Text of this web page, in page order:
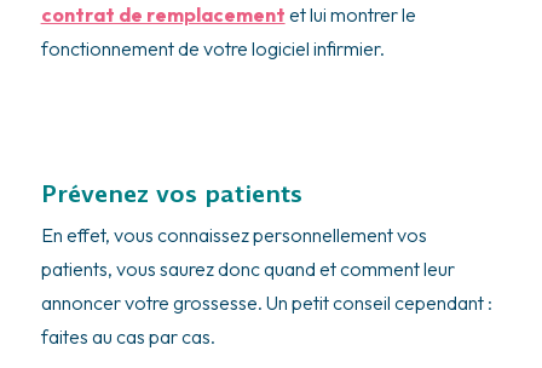
contrat de remplacement et lui montrer le
fonctionnement de votre logiciel infirmier.
Prévenez vos patients
En effet, vous connaissez personnellement vos
patients, vous saurez donc quand et comment leur
annoncer votre grossesse. Un petit conseil cependant :
faites au cas par cas.